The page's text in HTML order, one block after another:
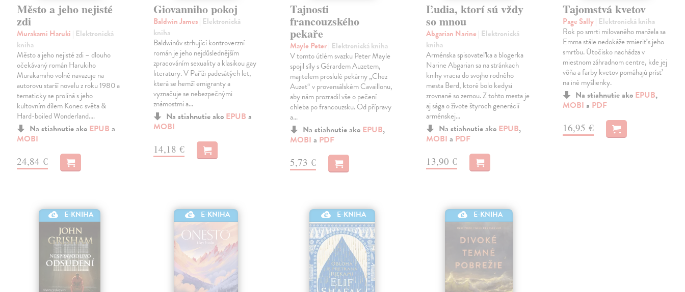
Město a jeho nejisté
zdi
Murakami Haruki | Elektronická
kniha
Město a jeho nejisté zdi – dlouho
očekávaný román Harukiho
Murakamiho volně navazuje na
autorovu starší novelu z roku 1980 a
tematicky se prolíná s jeho
kultovním dílem Konec světa &
Hard-boiled Wonderland.…
Na stiahnutie ako EPUB a
MOBI
24,84 €
Giovanniho pokoj
Baldwin James| Elektronická
kniha
Baldwinův strhující kontroverzní
román je jeho nejdůslednějším
zpracováním sexuality a klasikou gay
literatury. V Paříži padesátých let,
která se hemží emigranty a
vyznačuje se nebezpečnými
známostmi a…
Na stiahnutie ako EPUB a
MOBI
14,18 €
Tajnosti
francouzského
pekaře
Mayle Peter| Elektronická kniha
V tomto útlém svazku Peter Mayle
spojil síly s Gérardem Auzetem,
majitelem proslulé pekárny „Chez
Auzet“ v provensálském Cavaillonu,
aby nám prozradil vše o pečení
chleba po francouzsku. Od přípravy
a…
Na stiahnutie ako EPUB,
MOBI a PDF
5,73 €
Ľudia, ktorí sú vždy
so mnou
Abgarian Narine | Elektronická
kniha
Arménska spisovateľka a blogerka
Narine Abgarian sa na stránkach
knihy vracia do svojho rodného
mesta Berd, ktoré bolo kedysi
zrovnané so zemou. Z tohto mesta je
aj sága o živote štyroch generácií
arménskej…
Na stiahnutie ako EPUB,
MOBI a PDF
13,90 €
Tajomstvá kvetov
Page Sally| Elektronická kniha
Rok po smrti milovaného manžela sa
Emma stále nedokáže zmieriť s jeho
smrťou. Útočisko nachádza v
miestnom záhradnom centre, kde jej
vôňa a farby kvetov pomáhajú prísť
na iné myšlienky.
Na stiahnutie ako EPUB,
MOBI a PDF
16,95 €
E-KNIHA E-KNIHA E-KNIHA E-KNIHA